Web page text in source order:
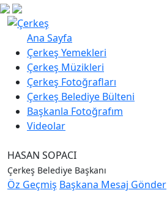
Ana Sayfa
Çerkeş Yemekleri
Çerkeş Müzikleri
Çerkeş Fotoğrafları
Çerkeş Belediye Bülteni
Başkanla Fotoğrafım
Videolar
HASAN SOPACI
Çerkeş Belediye Başkanı
Öz Geçmiş Başkana Mesaj Gönder